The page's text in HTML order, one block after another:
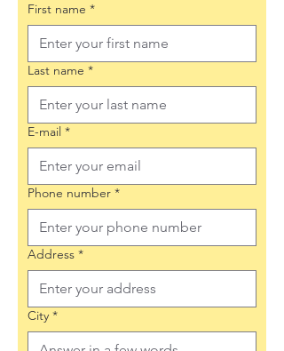
First name *
Last name *
E-mail *
Phone number *
Address *
City *